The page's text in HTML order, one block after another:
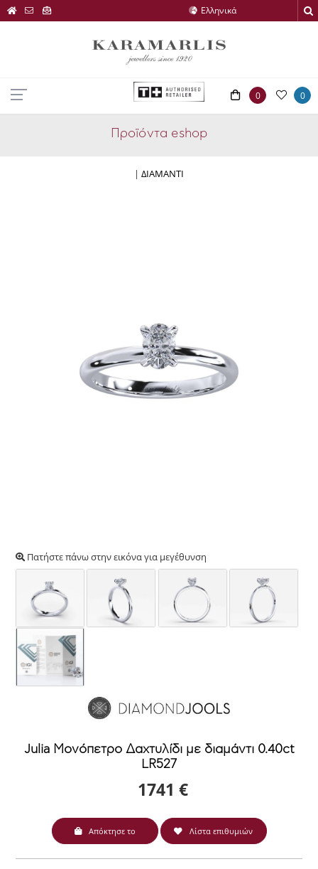
0 0
Προϊόντα eshop
| ΔΙΑΜΑΝΤΙ
Πατήστε πάνω στην εικόνα για μεγέθυνση
Julia Μονόπετρο Δαχτυλίδι με διαμάντι 0.40ct
LR527
1741 €
Απόκτησε το Λίστα επιθυμιών